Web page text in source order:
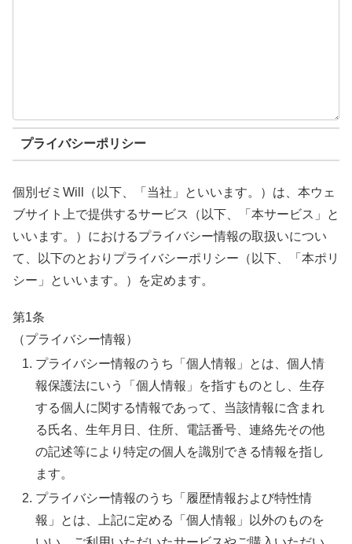
プライバシーポリシー
個別ゼミWill（以下、「当社」といいます。）は、本ウェ
ブサイト上で提供するサービス（以下、「本サービス」と
いいます。）におけるプライバシー情報の取扱いについ
て、以下のとおりプライバシーポリシー（以下、「本ポリ
シー」といいます。）を定めます。
第1条
（プライバシー情報）
プライバシー情報のうち「個人情報」とは、個人情
報保護法にいう「個人情報」を指すものとし、生存
する個人に関する情報であって、当該情報に含まれ
る氏名、生年月日、住所、電話番号、連絡先その他
の記述等により特定の個人を識別できる情報を指し
ます。
プライバシー情報のうち「履歴情報および特性情
報」とは、上記に定める「個人情報」以外のものを